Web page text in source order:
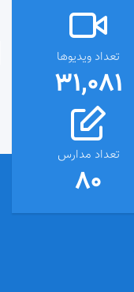
تعداد ویدیوها
31,081
تعداد مدارس
80